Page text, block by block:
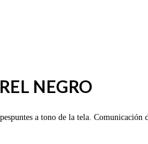
NEGRO
a tono de la tela.